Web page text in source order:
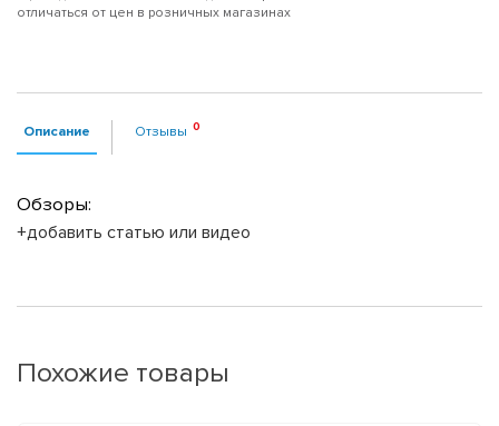
отличаться от цен в розничных магазинах
Описание Отзывы
Обзоры:
+добавить статью или видео
Похожие товары